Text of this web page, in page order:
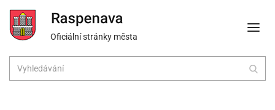
Oficiální stránky města